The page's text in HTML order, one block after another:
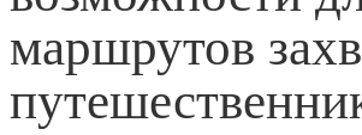
маршрутов